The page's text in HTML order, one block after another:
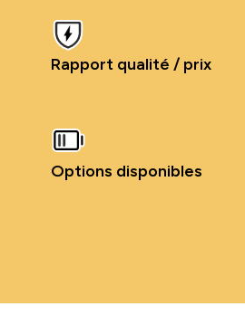
Rapport qualité / prix
Options disponibles